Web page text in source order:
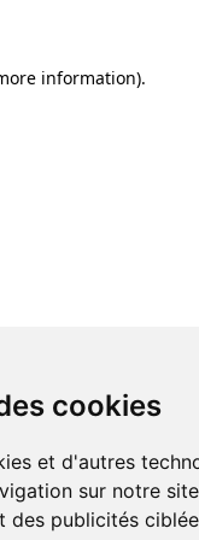
cookies
et d'autres
sur notre
des publicités
information).